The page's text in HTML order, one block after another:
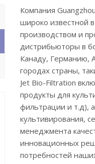
Компания
широко известной
производством и
дистрибьюторы в
Канаду, Германию,
городах страны,
Jet Bio-Filtration
продукты для
фильтрации и т.д),
культивирования,
менеджмента
инновационных
потребностей